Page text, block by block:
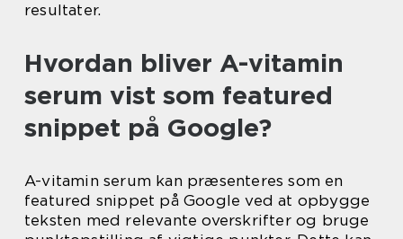
resultater.
Hvordan bliver A-vitamin
serum vist som featured
snippet på Google?
A-vitamin serum kan præsenteres som en
featured snippet på Google ved at opbygge
teksten med relevante overskrifter og bruge